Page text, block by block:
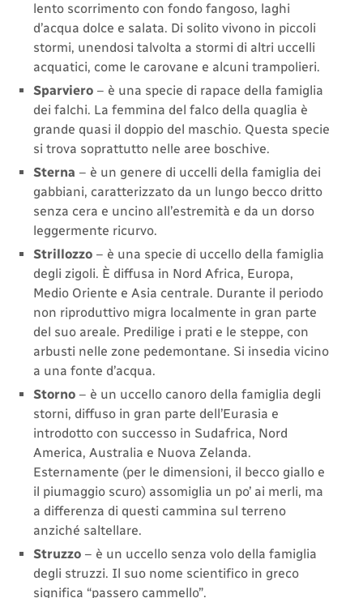
lento scorrimento con fondo fangoso, laghi
d’acqua dolce e salata. Di solito vivono in piccoli
stormi, unendosi talvolta a stormi di altri uccelli
acquatici, come le carovane e alcuni trampolieri.
Sparviero – è una specie di rapace della famiglia
dei falchi. La femmina del falco della quaglia è
grande quasi il doppio del maschio. Questa specie
si trova soprattutto nelle aree boschive.
Sterna – è un genere di uccelli della famiglia dei
gabbiani, caratterizzato da un lungo becco dritto
senza cera e uncino all’estremità e da un dorso
leggermente ricurvo.
Strillozzo – è una specie di uccello della famiglia
degli zigoli. È diffusa in Nord Africa, Europa,
Medio Oriente e Asia centrale. Durante il periodo
non riproduttivo migra localmente in gran parte
del suo areale. Predilige i prati e le steppe, con
arbusti nelle zone pedemontane. Si insedia vicino
a una fonte d’acqua.
Storno – è un uccello canoro della famiglia degli
storni, diffuso in gran parte dell’Eurasia e
introdotto con successo in Sudafrica, Nord
America, Australia e Nuova Zelanda.
Esternamente (per le dimensioni, il becco giallo e
il piumaggio scuro) assomiglia un po’ ai merli, ma
a differenza di questi cammina sul terreno
anziché saltellare.
Struzzo – è un uccello senza volo della famiglia
degli struzzi. Il suo nome scientifico in greco
significa “passero cammello”.